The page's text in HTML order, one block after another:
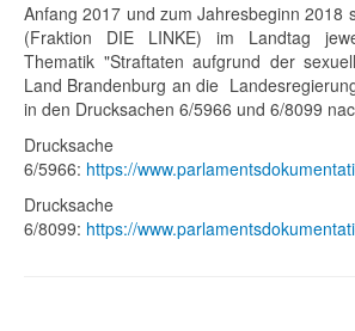
Anfang 2017 und zum Jahresbeginn 2018
(Fraktion DIE LINKE) im Landtag
Thematik "Straftaten aufgrund der
Land Brandenburg an die
in den Drucksachen 6/5966 und 6/8099
Drucksache
6/5966: https://
Drucksache
6/8099: https://